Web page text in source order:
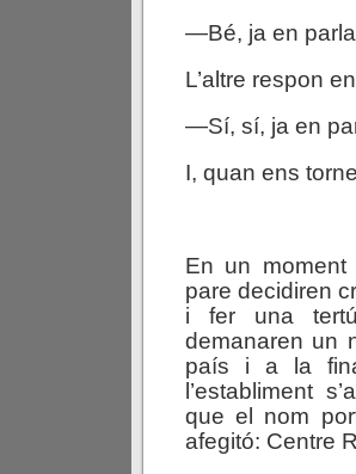
—Bé, ja en
L’altre respon
—Sí, sí, ja en
I, quan ens
En un moment
pare decidiren
i fer una
demanaren un
país i a la
l’establiment
que el nom
afegitó: Centre